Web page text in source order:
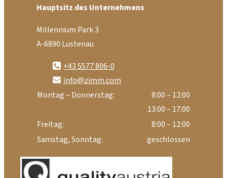
Hauptsitz des Unternehmens
Millennium Park 3
A-6890 Lustenau
+43 5577 806-0
info@zimm.com
Montag – Donnerstag:
8:00 – 12:00
13:00 – 17:00
Freitag:
8:00 – 12:00
Samstag, Sonntag:
geschlossen